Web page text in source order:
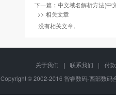
下一篇： 中文域名解析方法(中
>> 相关文章
没有相关文章。
关于我们 | 联系我们 |
付
Copyright © 2002-2016 智睿数码-西部数